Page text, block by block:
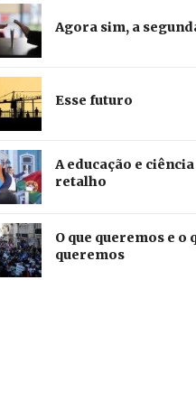
Agora sim, a
Esse futuro
A educação e ciência
retalho
O que queremos e o
queremos